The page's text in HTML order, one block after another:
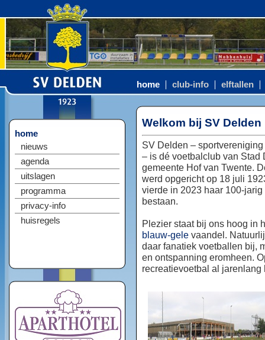
home club-info elftallen
home
nieuws
agenda
uitslagen
programma
privacy-info
huisregels
Welkom bij SV Delden
SV Delden –
– is dé voetbalclub van Stad
gemeente Hof van Twente.
werd opgericht op 18 juli
vierde in 2023 haar 100-jarig
bestaan.
Plezier staat bij ons hoog in
blauw-gele vaandel.
daar fanatiek voetballen bij,
en ontspanning eromheen.
recreatievoetbal al jarenlang